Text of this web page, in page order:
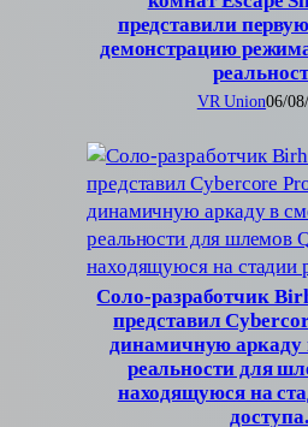
представили
демонстрацию
VR Union06/
Соло-разработчик
представил
динамичную
реальности для
находящуюся на
доступа.